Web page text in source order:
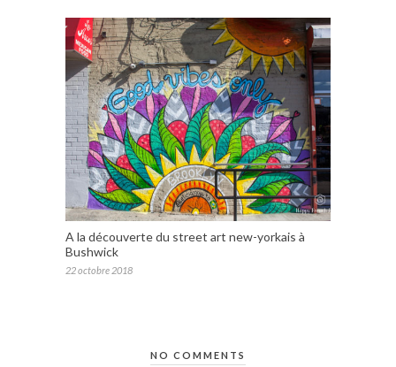
A la découverte du street art new-yorkais à
Bushwick
22 octobre 2018
NO COMMENTS